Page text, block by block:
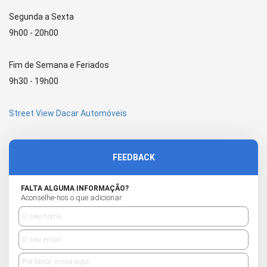
Segunda a Sexta
9h00 - 20h00
Fim de Semana e Feriados
9h30 - 19h00
Street View Dacar Automóveis
FEEDBACK
FALTA ALGUMA INFORMAÇÃO?
Aconselhe-nos o que adicionar